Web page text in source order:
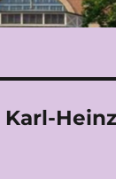
Karl-